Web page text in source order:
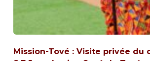
Mission-Tové : Visite privée du